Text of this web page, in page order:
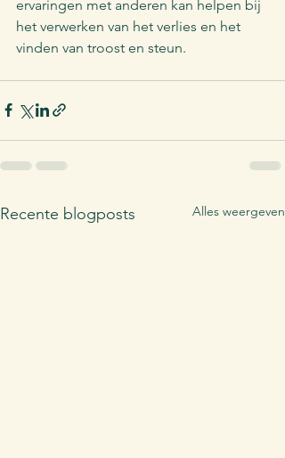
ervaringen met anderen kan helpen bij
het verwerken van het verlies en het
vinden van troost en steun.
Recente blogposts Alles weergeven